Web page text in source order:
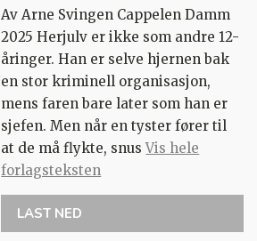
Av Arne Svingen Cappelen Damm
2025 Herjulv er ikke som andre 12-
åringer. Han er selve hjernen bak
en stor kriminell organisasjon,
mens faren bare later som han er
sjefen. Men når en tyster fører til
at de må flykte, snusVis hele
forlagsteksten
LAST NED